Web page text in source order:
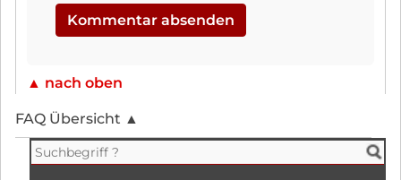
Kommentar absenden
▲ nach oben
FAQ Übersicht ▲